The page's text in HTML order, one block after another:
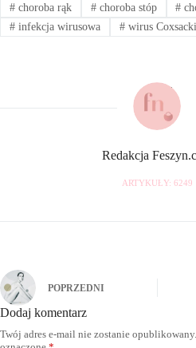
#choroba rąk #choroba stóp #
#infekcja wirusowa #wirus
Redakcja
ARTYKUŁY: 6249
POPRZEDNI
Dodaj komentarz
Twój adres e-mail nie zostanie opublikowany.